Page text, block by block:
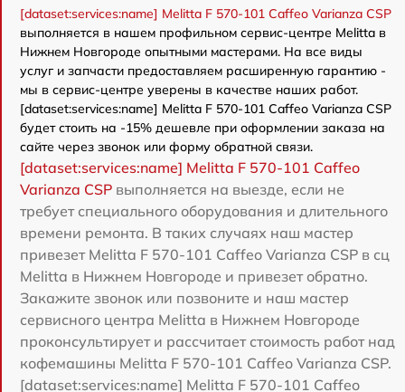
[dataset:services:name] Melitta F 570-101 Caffeo Varianza CSP
выполняется в нашем профильном сервис-центре Melitta в
Нижнем Новгороде опытными мастерами. На все виды
услуг и запчасти предоставляем расширенную гарантию -
мы в сервис-центре уверены в качестве наших работ.
[dataset:services:name] Melitta F 570-101 Caffeo Varianza CSP
будет стоить на -15% дешевле при оформлении заказа на
сайте через звонок или форму обратной связи.
[dataset:services:name] Melitta F 570-101 Caffeo
Varianza CSP выполняется на выезде, если не
требует специального оборудования и длительного
времени ремонта. В таких случаях наш мастер
привезет Melitta F 570-101 Caffeo Varianza CSP в сц
Melitta в Нижнем Новгороде и привезет обратно.
Закажите звонок или позвоните и наш мастер
сервисного центра Melitta в Нижнем Новгороде
проконсультирует и рассчитает стоимость работ над
кофемашины Melitta F 570-101 Caffeo Varianza CSP.
[dataset:services:name] Melitta F 570-101 Caffeo